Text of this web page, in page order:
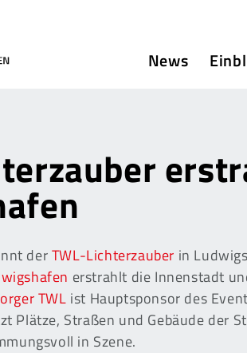
News
derTWL-Lichterzauber in
erstrahlt die Innenstadt
TWL ist Hauptsponsor des
Plätze, Straßen und Gebäude der
in Szene.